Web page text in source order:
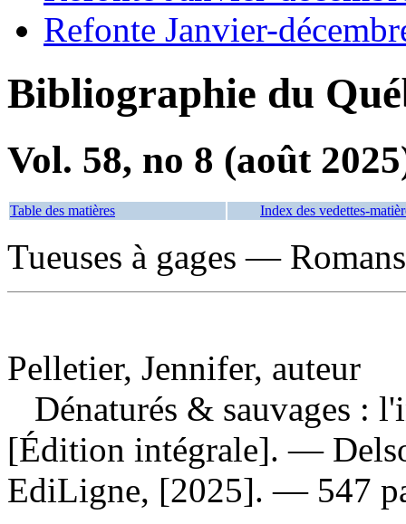
Refonte Janvier-
Bibliographie du
Vol. 58, no 8 (août
Table des matières Index des vedettes-
Tueuses à gages —
Pelletier, Jennifer, auteur
Dénaturés & sauvages :
[Édition intégrale]. —
EdiLigne, [2025]. — 547